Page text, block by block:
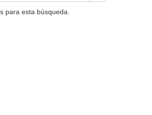
para esta búsqueda.